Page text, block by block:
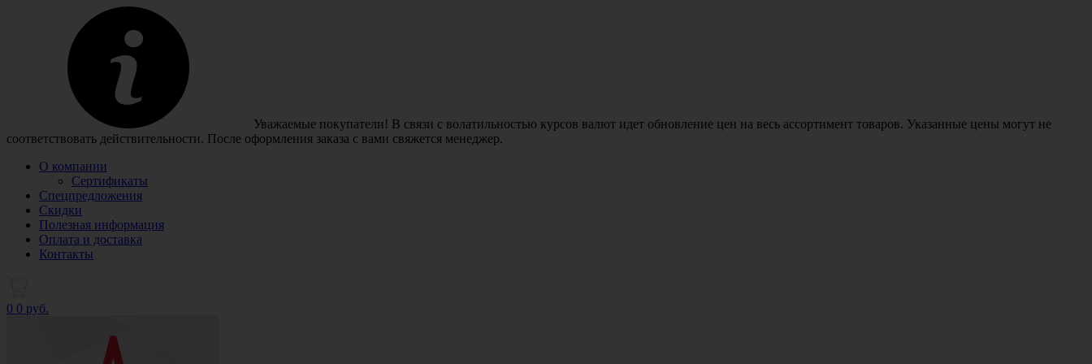
Уважаемые покупатели! В связи с волатильностью курсов валют идет обновление цен на весь ассортимент товаров. Указанные цены могут не
соответствовать действительности. После оформления заказа с вами свяжется менеджер.
О компании
Сертификаты
Спецпредложения
Скидки
Полезная информация
Оплата и доставка
Контакты
0 0 руб.